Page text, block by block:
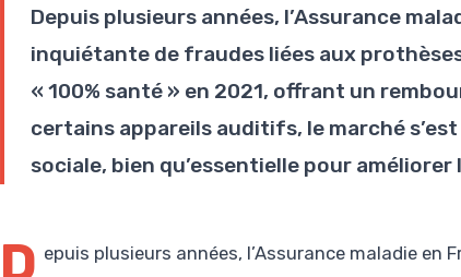
Depuis plusieurs années, l’Assurance
inquiétante de fraudes liées aux
« 100% santé » en 2021, offrant un
certains appareils auditifs, le marché
sociale, bien qu’essentielle pour
D epuis plusieurs années, l’Assurance maladie